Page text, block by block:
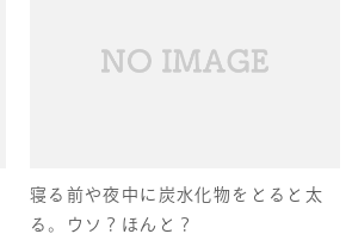
寝る前や夜中に炭水化物をとると太
る。ウソ？ほんと？